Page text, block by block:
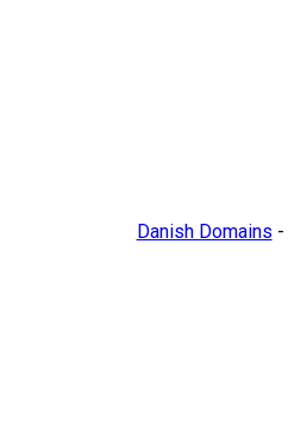
Danish Domains -